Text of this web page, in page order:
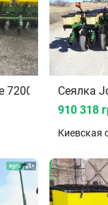
7200 2022Сеялка
910 318
Киевская